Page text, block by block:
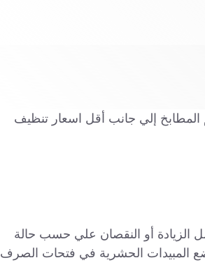
المطابخ إلي جانب أقل اسعار تنظيف
الزيادة أو النقصان علي حسب حالة
المبيدات الحشرية في فتحات الصرف